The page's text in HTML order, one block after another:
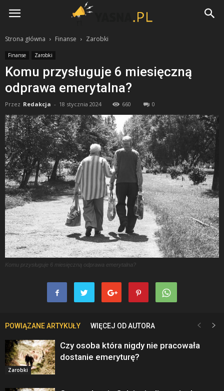
Yasna.pl
Strona główna Finanse Zarobki
Finanse Zarobki
Komu przysługuje 6 miesięczną
odprawa emerytalna?
Przez Redakcja - 18 stycznia 2024 660 0
Komu przysługuje 6 miesięczną odprawa emerytalna?
POWIĄZANE ARTYKUŁY WIĘCEJ OD AUTORA
Zarobki
Czy osoba która nigdy nie pracowała
dostanie emeryturę?